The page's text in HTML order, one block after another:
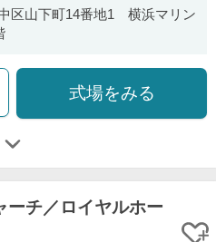
区山下町14番地1 横浜マリン
式場をみる
ーチ／ロイヤルホー